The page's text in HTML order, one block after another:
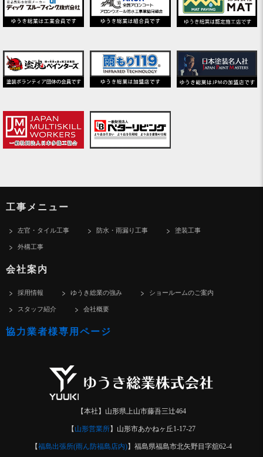
工事メニュー
左官・タイル工事 防水・雨漏り工事 塗装工事
外構工事
会社案内
採用情報 ゆうき総業の強み ショールームのご案内
スタッフ紹介 会社概要
協力業者様専用ページ
【本社】山形県上山市藤吾三辻464
【 山形営業所】山形市あかねヶ丘1-17-27
【福島出張所(雨ん防福島店内)】福島県福島市北矢野目字舘62-4